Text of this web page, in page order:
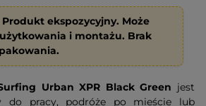
ekspozycyjny. Może
i montażu. Brak
Urban XPR Black Green jest
do pracy, podróże po mieście lub